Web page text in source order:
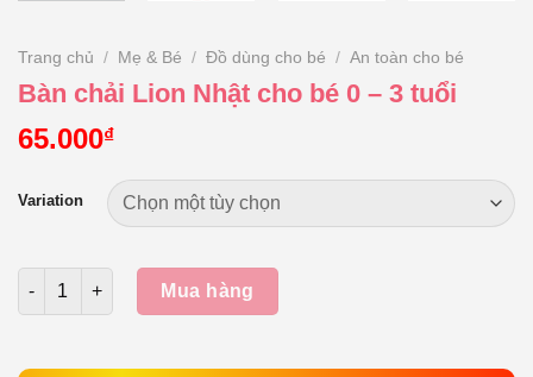
Trang chủ / Mẹ & Bé / Đồ dùng cho bé / An toàn cho bé
Bàn chải Lion Nhật cho bé 0 – 3 tuổi
65.000₫
Variation
Số lượng
Mua hàng